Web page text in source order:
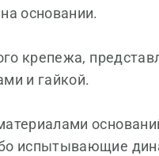
основании.
крепежа,
и гайкой.
испытывающие